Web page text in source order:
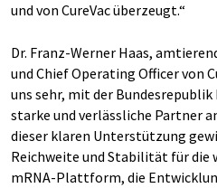
und von CureVac überzeugt.“
Dr. Franz-Werner Haas,
und Chief Operating Officer von
uns sehr, mit der
starke und verlässliche Partner
dieser klaren Unterstützung
Reichweite und Stabilität für die
mRNA-Plattform, die